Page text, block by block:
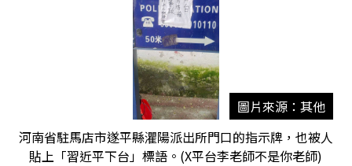
圖片來源：其他
河南省駐馬店市遂平縣灈陽派出所門口的指示牌，也被人
貼上「習近平下台」標語。(X平台李老師不是你老師)